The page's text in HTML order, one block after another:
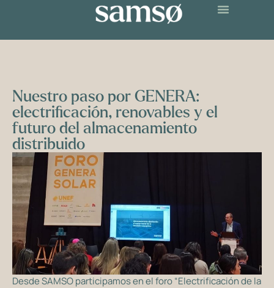
Nuestro paso por GENERA:
electrificación, renovables y el
futuro del almacenamiento
distribuido
Desde SAMSO participamos en el foro “Electrificación de la